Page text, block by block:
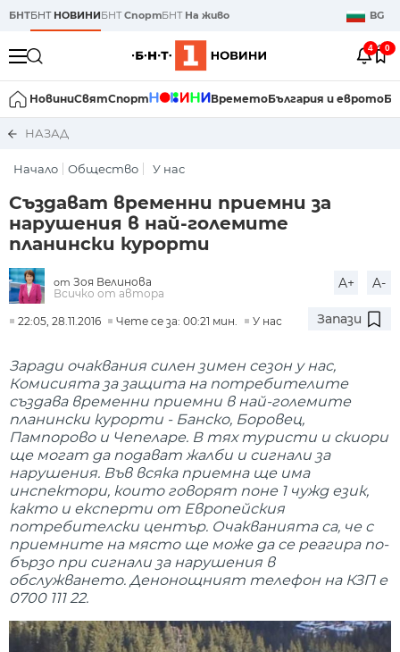
БНТБНТ НОВИНИБНТСпортБНТ На живо BG
4 0
НовиниСвятСпорт ВреметоБългария и еврото
НАЗАД
Начало Общество У нас
Създават временни приемни за
нарушения в най-големите
планински курорти
от Зоя Велинова
Всичко от автора
A+ A-
22:05, 28.11.2016 Чете се за: 00:21 мин. У нас Запази
Заради очаквания силен зимен сезон у нас,
Комисията за защита на потребителите
създава временни приемни в най-големите
планински курорти - Банско, Боровец,
Пампорово и Чепеларе. В тях туристи и скиори
ще могат да подават жалби и сигнали за
нарушения. Във всяка приемна ще има
инспектори, които говорят поне 1 чужд език,
както и експерти от Европейския
потребителски център. Очакванията са, че с
приемните на място ще може да се реагира по-
бързо при сигнали за нарушения в
обслужването. Денонощният телефон на КЗП е
0700 111 22.